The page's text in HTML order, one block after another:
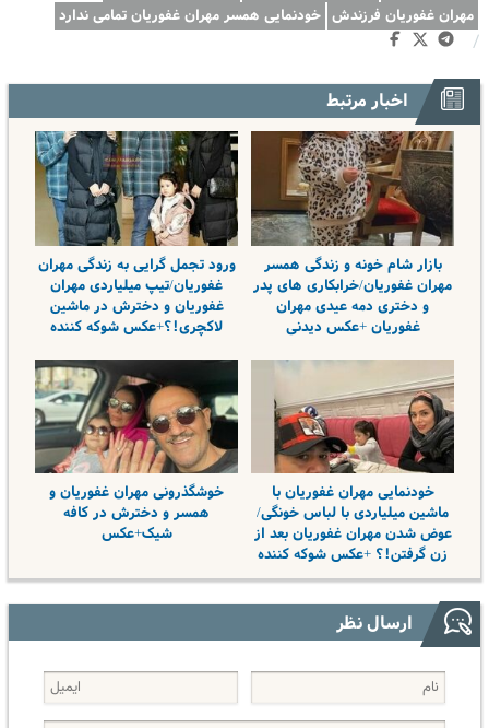
مهران غفوریان فرزندش خودنمایی همسر مهران غفوریان تمامی ندارد
/
اخبار مرتبط
بازار شام خونه و زندگی همسر
مهران غفوریان/خرابکاری های پدر
و دختری دمه عیدی مهران
غفوریان +عکس دیدنی
ورود تجمل گرایی به زندگی مهران
غفوریان/تیپ میلیاردی مهران
غفوریان و دخترش در ماشین
لاکچری!؟+عکس شوکه کننده
خودنمایی مهران غفوریان با
ماشین میلیاردی با لباس خونگی/
عوض شدن مهران غفوریان بعد از
زن گرفتن!؟ +عکس شوکه کننده
خوشگذرونی مهران غفوریان و
همسر و دخترش در کافه
شیک+عکس
ارسال نظر